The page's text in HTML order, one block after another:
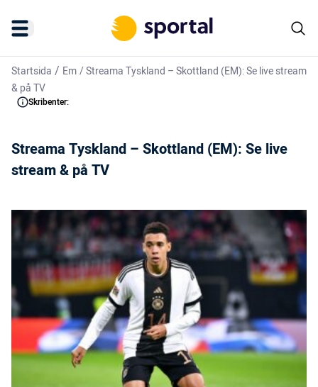
Startsida / Em/Streama Tyskland – Skottland (EM): Se live stream
& på TV
Skribenter:
Streama Tyskland – Skottland (EM): Se live
stream & på TV